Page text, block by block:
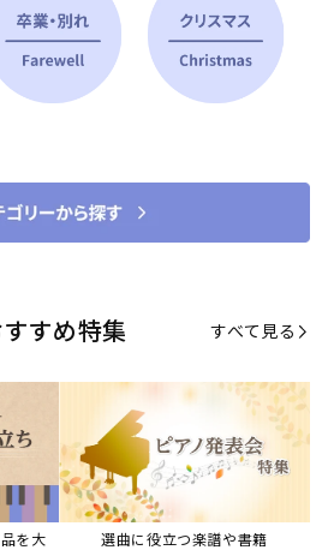
すめ特集 すべて見る
を大
選曲に役立つ楽譜や書籍